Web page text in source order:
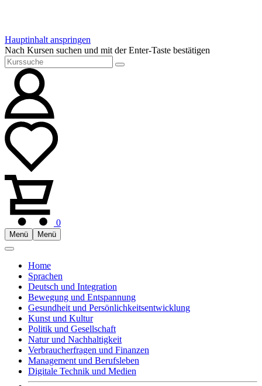
Hauptinhalt anspringen
Nach Kursen suchen und mit der Enter-Taste bestätigen
0
Menü Menü
Home
Sprachen
Deutsch und Integration
Bewegung und Entspannung
Gesundheit und Persönlichkeitsentwicklung
Kunst und Kultur
Politik und Gesellschaft
Natur und Nachhaltigkeit
Verbraucherfragen und Finanzen
Management und Berufsleben
Digitale Technik und Medien